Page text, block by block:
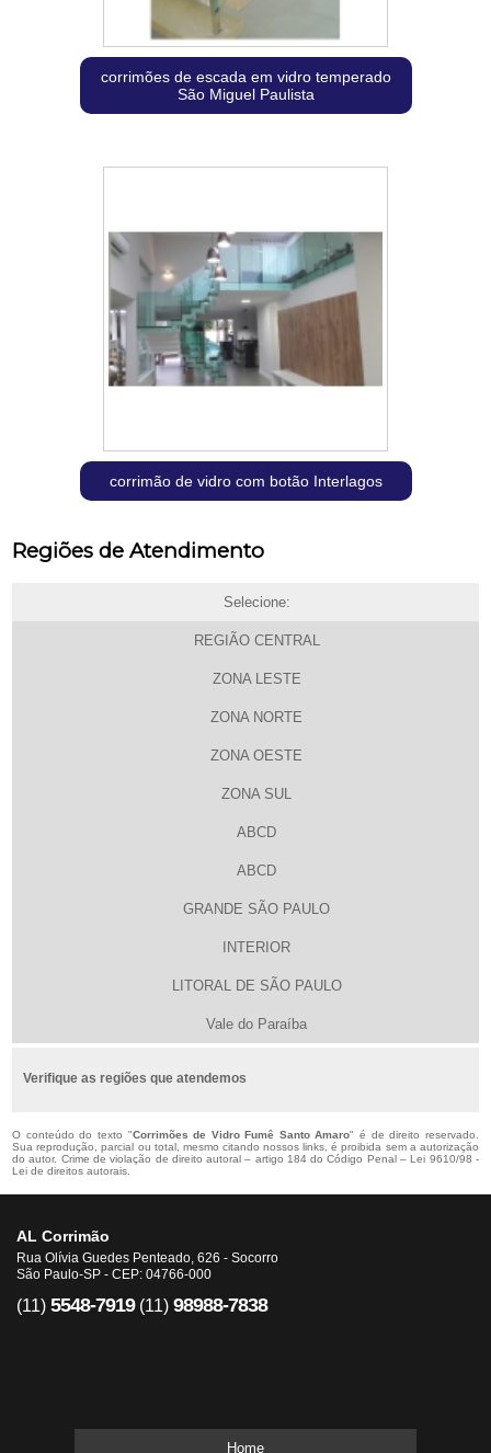
corrimões de escada em vidro temperado
São Miguel Paulista
corrimão de vidro com botão Interlagos
Regiões de Atendimento
Selecione:
REGIÃO CENTRAL
ZONA LESTE
ZONA NORTE
ZONA OESTE
ZONA SUL
ABCD
ABCD
GRANDE SÃO PAULO
INTERIOR
LITORAL DE SÃO PAULO
Vale do Paraíba
Verifique as regiões que atendemos
O conteúdo do texto "Corrimões de Vidro Fumê Santo Amaro" é de direito reservado.
Sua reprodução, parcial ou total, mesmo citando nossos links, é proibida sem a autorização
do autor. Crime de violação de direito autoral – artigo 184 do Código Penal –Lei 9610/98 -
Lei de direitos autorais
AL Corrimão
Rua Olívia Guedes Penteado, 626 - Socorro
São Paulo-SP - CEP: 04766-000
(11) 5548-7919 (11) 98988-7838
Home